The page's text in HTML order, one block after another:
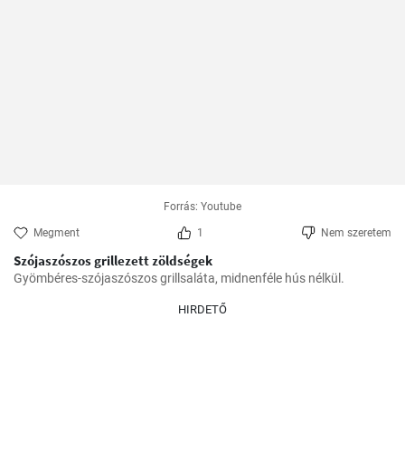
Forrás: Youtube
Megment 1 Nem szeretem
Szójaszószos grillezett zöldségek
Gyömbéres-szójaszószos grillsaláta, midnenféle hús nélkül.
HIRDETŐ